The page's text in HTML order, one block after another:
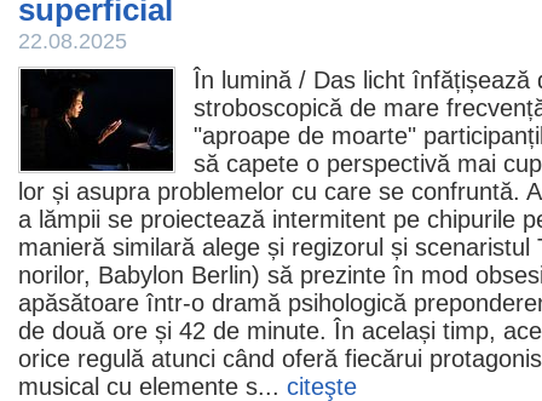
superficial
22.08.2025
În lumină / Das licht înfățișează
stroboscopică de mare
"aproape de moarte"
să capete o perspectivă mai
lor și asupra problemelor cu care se confruntă.
a lămpii se proiectează intermitent pe chipurile
manieră similară alege și regizorul și scenaristul
norilor, Babylon Berlin) să prezinte în mod
apăsătoare într-o dramă psihologică
de două ore și 42 de minute. În același timp,
orice regulă atunci când oferă fiecărui
musical cu elemente s... citeşte